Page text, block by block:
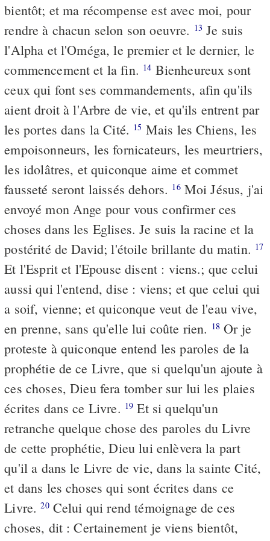
bientôt; et ma récompense est avec moi, pour
rendre à chacun selon son oeuvre. 13 Je suis
l'Alpha et l'Oméga, le premier et le dernier, le
commencement et la fin. 14 Bienheureux sont
ceux qui font ses commandements, afin qu'ils
aient droit à l'Arbre de vie, et qu'ils entrent par
les portes dans la Cité. 15 Mais les Chiens, les
empoisonneurs, les fornicateurs, les meurtriers,
les idolâtres, et quiconque aime et commet
fausseté seront laissés dehors. 16Moi Jésus, j'ai
envoyé mon Ange pour vous confirmer ces
choses dans les Eglises. Je suis la racine et la
postérité de David; l'étoile brillante du matin. 17
Et l'Esprit et l'Epouse disent : viens.; que celui
aussi qui l'entend, dise : viens; et que celui qui
a soif, vienne; et quiconque veut de l'eau vive,
en prenne, sans qu'elle lui coûte rien. 18Or je
proteste à quiconque entend les paroles de la
prophétie de ce Livre, que si quelqu'un ajoute à
ces choses, Dieu fera tomber sur lui les plaies
écrites dans ce Livre. 19 Et si quelqu'un
retranche quelque chose des paroles du Livre
de cette prophétie, Dieu lui enlèvera la part
qu'il a dans le Livre de vie, dans la sainte Cité,
et dans les choses qui sont écrites dans ce
Livre.20Celui qui rend témoignage de ces
choses, dit : Certainement je viens bientôt,